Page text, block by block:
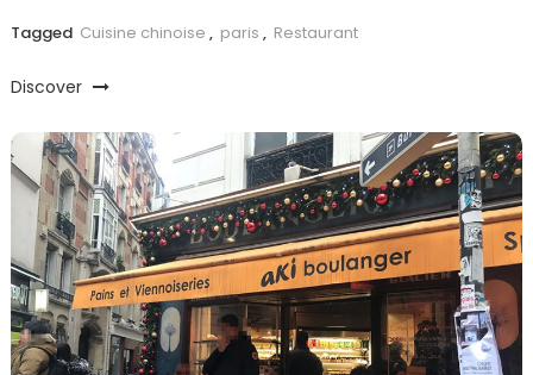
Tagged Cuisine chinoise , paris , Restaurant
Discover